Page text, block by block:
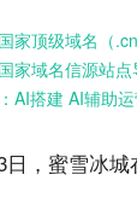
家顶级域名（
家域名信源站点
AI搭建 AI辅助
日，蜜雪冰